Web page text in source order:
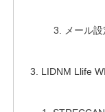
メール
LIDNM Llife